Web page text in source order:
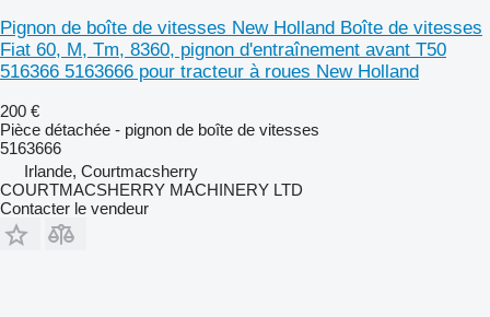
Pignon de boîte de vitesses New Holland Boîte de vitesses
Fiat 60, M, Tm, 8360, pignon d'entraînement avant T50
516366 5163666 pour tracteur à roues New Holland
200 €
Pièce détachée - pignon de boîte de vitesses
5163666
Irlande, Courtmacsherry
COURTMACSHERRY MACHINERY LTD
Contacter le vendeur